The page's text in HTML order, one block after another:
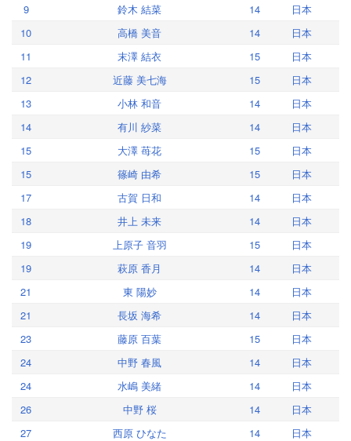
9
鈴木 結菜 14
日本
10
高橋 美音 14
日本
11
末澤 結衣 15
日本
12
近藤 美七海 15
日本
13
小林 和音 14
日本
14
有川 紗菜 14
日本
15
大澤 苺花 15
日本
15
篠崎 由希 15
日本
17
古賀 日和 14
日本
18
井上 未来 14
日本
19
上原子 音羽 15
日本
19
萩原 香月 14
日本
21
東 陽妙 14
日本
21
長坂 海希 14
日本
23
藤原 百葉 15
日本
24
中野 春風 14
日本
24
水嶋 美緒 14
日本
26
中野 桜 14
日本
27
西原 ひなた 14 日本